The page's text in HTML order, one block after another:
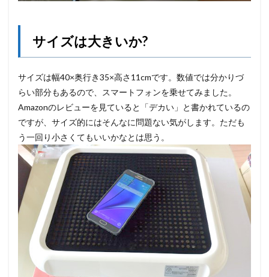
サイズは大きいか?
サイズは幅40×奥行き35×高さ11cmです。数値では分かりづ
らい部分もあるので、スマートフォンを乗せてみました。
Amazonのレビューを見ていると「デカい」と書かれているの
ですが、サイズ的にはそんなに問題ない気がします。ただも
う一回り小さくてもいいかなとは思う。